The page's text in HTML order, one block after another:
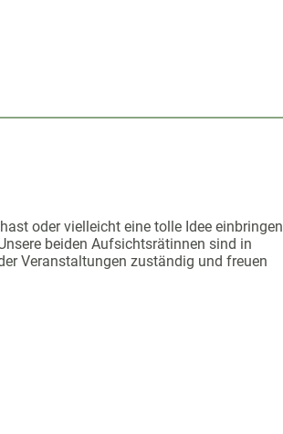
oder vielleicht eine tolle Idee einbringen
beiden Aufsichtsrätinnen sind in
Veranstaltungen zuständig und freuen